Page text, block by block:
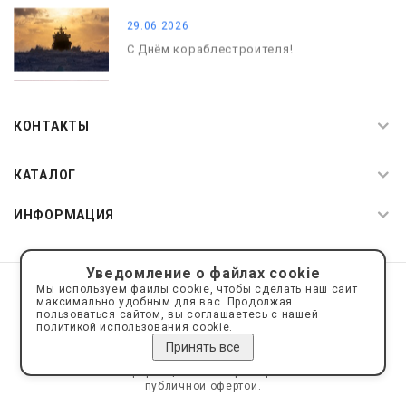
29.06.2026
С Днём кораблестроителя!
КОНТАКТЫ
КАТАЛОГ
ИНФОРМАЦИЯ
© 2019—2026 Интернет пространство АкваРос
sale@a-ros.ru
Политика конфиденциальности
Политика обработки персональных данных
Сайт носит информационный характер и не является
публичной офертой.
Уведомление о файлах cookie
Мы используем файлы cookie, чтобы сделать наш сайт
максимально удобным для вас. Продолжая
пользоваться сайтом, вы соглашаетесь с нашей
политикой использования cookie.
Принять все